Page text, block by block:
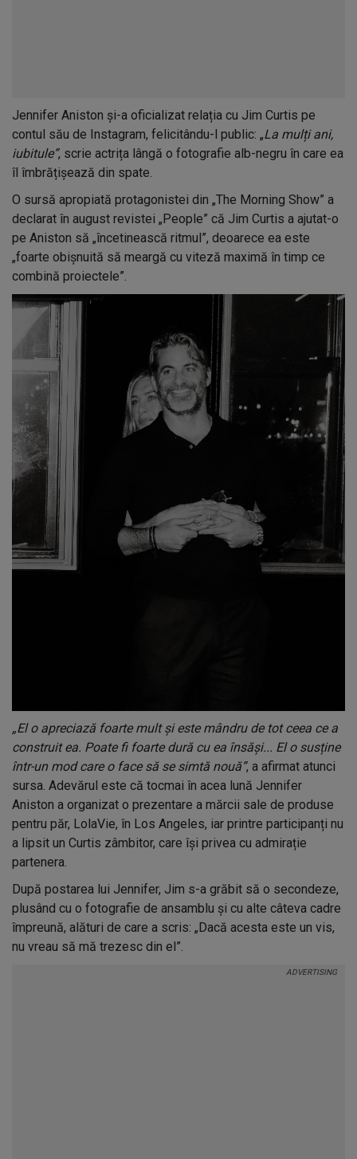
Jennifer Aniston și-a oficializat relația cu Jim Curtis pe
contul său de Instagram, felicitându-l public: „La mulți ani,
iubitule”, scrie actrița lângă o fotografie alb-negru în care ea
îl îmbrățișează din spate.
O sursă apropiată protagonistei din „The Morning Show” a
declarat în august revistei „People” că Jim Curtis a ajutat-o
pe Aniston să „încetinească ritmul”, deoarece ea este
„foarte obișnuită să meargă cu viteză maximă în timp ce
combină proiectele”.
„El o apreciază foarte mult și este mândru de tot ceea ce a
construit ea. Poate fi foarte dură cu ea însăși... El o susține
într-un mod care o face să se simtă nouă”, a afirmat atunci
sursa. Adevărul este că tocmai în acea lună Jennifer
Aniston a organizat o prezentare a mărcii sale de produse
pentru păr, LolaVie, în Los Angeles, iar printre participanți nu
a lipsit un Curtis zâmbitor, care își privea cu admirație
partenera.
După postarea lui Jennifer, Jim s-a grăbit să o secondeze,
plusând cu o fotografie de ansamblu și cu alte câteva cadre
împreună, alături de care a scris: „Dacă acesta este un vis,
nu vreau să mă trezesc din el”.